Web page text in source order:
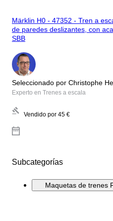
Märklin H0 - 47352 - Tren a
de paredes deslizantes, con
SBB
Seleccionado por Christophe
Experto en Trenes a escala
Vendido por 45 €
Subcategorías
Maquetas de trenes